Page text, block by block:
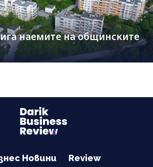
наемите на общинските
Новини
Review